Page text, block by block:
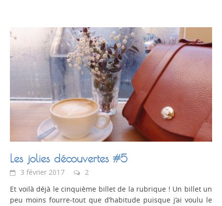
Les jolies découvertes #5
3 février 2017
2
Et voilà déjà le cinquième billet de la rubrique ! Un billet un
peu moins fourre-tout que d’habitude puisque j’ai voulu le